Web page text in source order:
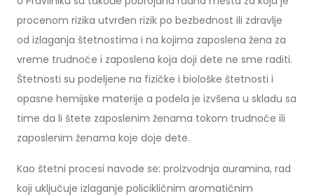
procenom rizika utvrđen rizik po bezbednost ili zdravlje
od izlaganja štetnostima i na kojima zaposlena žena za
vreme trudnoće i zaposlena koja doji dete ne sme raditi.
Štetnosti su podeljene na fizičke i biološke štetnosti i
opasne hemijske materije a podela je izvšena u skladu sa
time da li štete zaposlenim ženama tokom trudnoće ili
zaposlenim ženama koje doje dete.
Kao štetni procesi navode se: proizvodnja auramina, rad
koji uključuje izlaganje policikličnim aromatičnim